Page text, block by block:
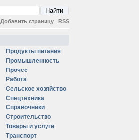
Добавить страницу | RSS
Продукты питания
Промышленность
Прочее
Работа
Сельское хозяйство
Спецтехника
Справочники
Строительство
Товары и услуги
Транспорт